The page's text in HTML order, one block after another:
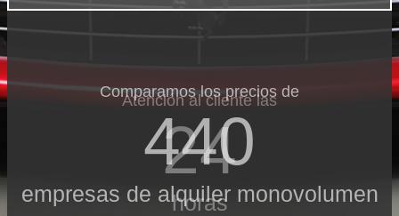
Comparamos los precios de
440
empresas de alquiler monovolumen
Atención al cliente las
24
horas